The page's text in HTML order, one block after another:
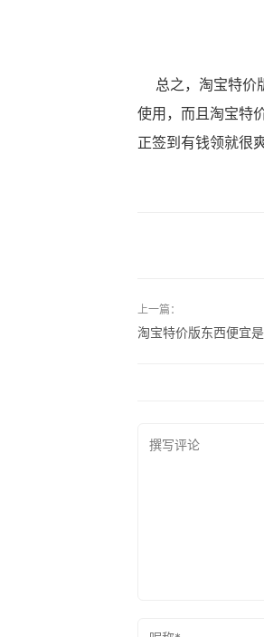
总之，淘宝特价
使用，而且淘宝特
正签到有钱领就很
上一篇：
淘宝特价版东西便宜是